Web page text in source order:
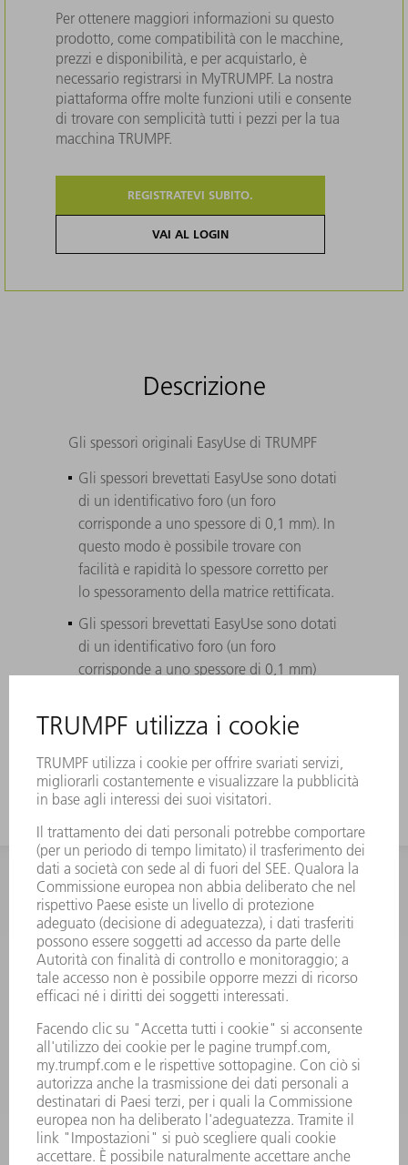
Per ottenere maggiori informazioni su questo
prodotto, come compatibilità con le macchine,
prezzi e disponibilità, e per acquistarlo, è
necessario registrarsi in MyTRUMPF. La nostra
piattaforma offre molte funzioni utili e consente
di trovare con semplicità tutti i pezzi per la tua
macchina TRUMPF.
REGISTRATEVI SUBITO.
VAI AL LOGIN
Descrizione
Gli spessori originali EasyUse di TRUMPF
Gli spessori brevettati EasyUse sono dotati
di un identificativo foro (un foro
corrisponde a uno spessore di 0,1 mm). In
questo modo è possibile trovare con
facilità e rapidità lo spessore corretto per
lo spessoramento della matrice rettificata.
Gli spessori brevettati EasyUse sono dotati
di un identificativo foro (un foro
corrisponde a uno spessore di 0,1 mm)
corretto per lo spessoramento della
INFORMAZIONE
Domande frequenti
Condizioni generali di contratto
CONTATTO
RICAMBI TRUMPF ITALIA
lunedì a venerdì: 08:30 – 18:00
ricambi@trumpf.com
CONTATTO
UTENSILI TRUMPF ITALIA
+39 02 48489482
lunedì a venerdì: 08:00 – 18:00
utensili@trumpf.com